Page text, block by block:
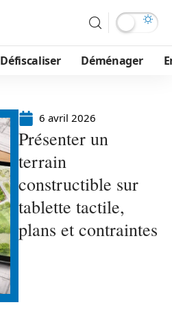
Défiscaliser Déménager
6 avril 2026
Présenter un
terrain
constructible sur
tablette tactile,
plans et contraintes